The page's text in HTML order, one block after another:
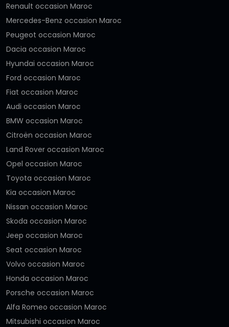
Renault occasion Maroc
Mercedes-Benz occasion Maroc
Peugeot occasion Maroc
Dacia occasion Maroc
Hyundai occasion Maroc
Ford occasion Maroc
Fiat occasion Maroc
Audi occasion Maroc
BMW occasion Maroc
Citroën occasion Maroc
Land Rover occasion Maroc
Opel occasion Maroc
Toyota occasion Maroc
Kia occasion Maroc
Nissan occasion Maroc
Skoda occasion Maroc
Jeep occasion Maroc
Seat occasion Maroc
Volvo occasion Maroc
Honda occasion Maroc
Porsche occasion Maroc
Alfa Romeo occasion Maroc
Mitsubishi occasion Maroc